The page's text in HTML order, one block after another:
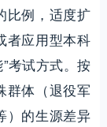
比例，适度扩
者应用型本科
考试方式。按
群体（退役军
）的生源差异